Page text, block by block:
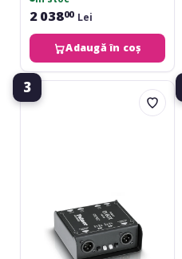
2 03800 Lei
Adaugă în coș
3
Palmer
PAN-